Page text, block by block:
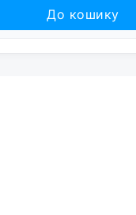
До кошику